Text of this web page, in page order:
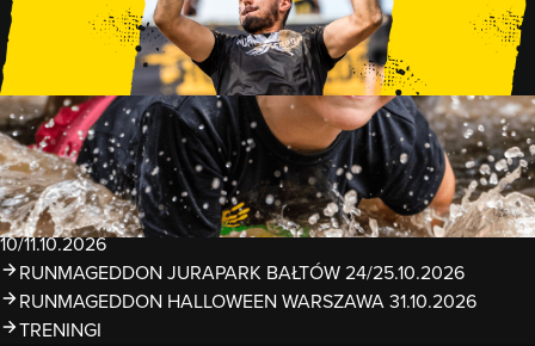
RUNMAGEDDON LUBLIN ZALEW ZEMBORZYCKI
22/23.08.2026
RUNMAGEDDON ERGO ARENA GDAŃSK/SOPOT
12/13.09.2026
RUNMAGEDDON KIDS: DEMO WARSZAWA 24/26.09.2026
RUNMAGEDDON WROCŁAW KOPALNIA ROLANTOWICE
26/27.09.2026
RUNMAGEDDON WARSZAWA TWIERDZA MODLIN
10/11.10.2026
RUNMAGEDDON JURAPARK BAŁTÓW 24/25.10.2026
RUNMAGEDDON HALLOWEEN WARSZAWA 31.10.2026
TRENINGI